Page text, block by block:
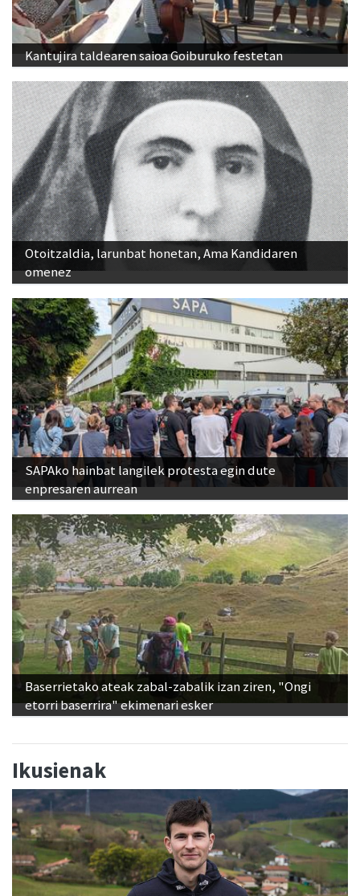
Kantujira taldearen saioa Goiburuko festetan
Otoitzaldia, larunbat honetan, Ama Kandidaren
omenez
SAPAko hainbat langilek protesta egin dute
enpresaren aurrean
Baserrietako ateak zabal-zabalik izan ziren, "Ongi
etorri baserrira" ekimenari esker
Ikusienak